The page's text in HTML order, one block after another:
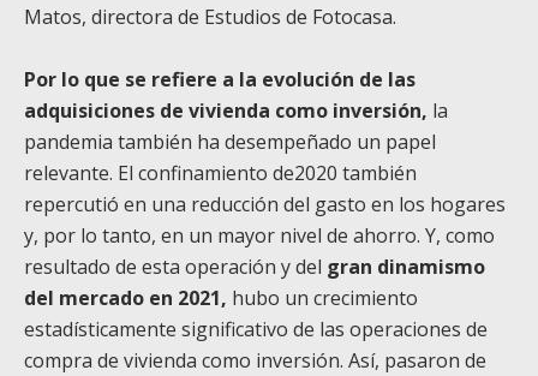
Matos, directora de Estudios de Fotocasa.
Por lo que se refiere a la evolución de las
adquisiciones de vivienda como inversión, la
pandemia también ha desempeñado un papel
relevante. El confinamiento de2020 también
repercutió en una reducción del gasto en los hogares
y, por lo tanto, en un mayor nivel de ahorro. Y, como
resultado de esta operación y del gran dinamismo
del mercado en 2021, hubo un crecimiento
estadísticamente significativo de las operaciones de
compra de vivienda como inversión. Así, pasaron de